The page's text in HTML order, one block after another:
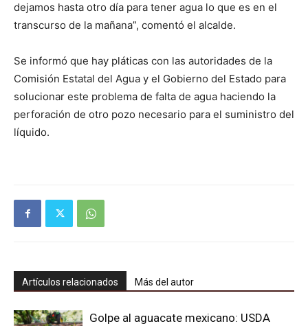
dejamos hasta otro día para tener agua lo que es en el
transcurso de la mañana”, comentó el alcalde.
Se informó que hay pláticas con las autoridades de la
Comisión Estatal del Agua y el Gobierno del Estado para
solucionar este problema de falta de agua haciendo la
perforación de otro pozo necesario para el suministro del
líquido.
Artículos relacionados Más del autor
Golpe al aguacate mexicano: USDA